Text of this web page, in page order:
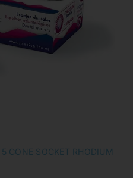
CONE SOCKET RHODIUM